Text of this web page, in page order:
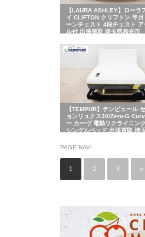
【LAURA ASHLEY】ローラ
イ CLIFTON クリフトン 半月
ーンチェスト 4段チェスト ア
ル付 出張買取 埼玉県和光市
【TEMPUR】テンピュール
ョンリュクス30/Zero-G
ー カーヴ 電動リクライニン
シングルベッド 出張買取 埼
PAGE NAVI
1 2 3 »